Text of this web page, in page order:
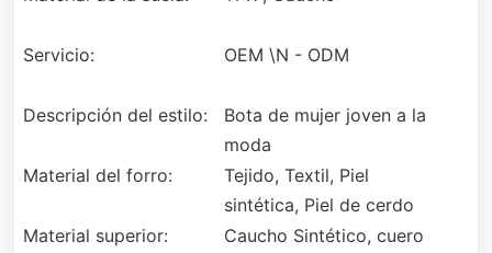
Servicio: OEM \N - ODM
Descripción del estilo:
Bota de mujer joven a la
moda
Material del forro:
Tejido, Textil, Piel
sintética, Piel de cerdo
Material superior:
Caucho Sintético, cuero